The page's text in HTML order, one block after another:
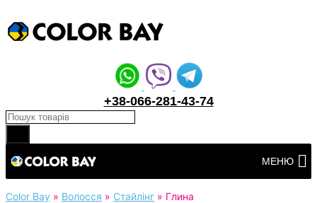
+38-066-281-43-74
Products search
до
вмісту
МЕНЮ
Color Bay » Волосся » Стайлінг » Глина